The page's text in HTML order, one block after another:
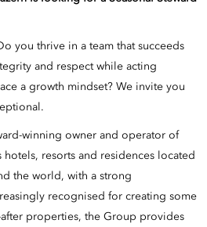
you thrive in a team that succeeds
and respect while acting
a growth mindset? We invite you
winning owner and operator of
resorts and residences located
the world, with a strong
recognised for creating some
properties, the Group provides